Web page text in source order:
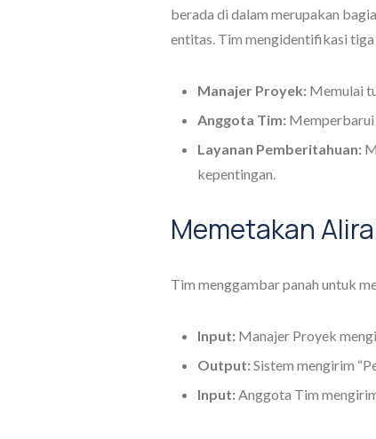
berada di dalam merupakan
entitas. Tim mengidentifikasi
Manajer Proyek: Memulai
Anggota Tim: Memperbarui
Layanan Pemberitahuan:
kepentingan.
Memetakan
Tim menggambar panah untuk
Input: Manajer Proyek
Output:Sistem mengirim
Input:Anggota Tim